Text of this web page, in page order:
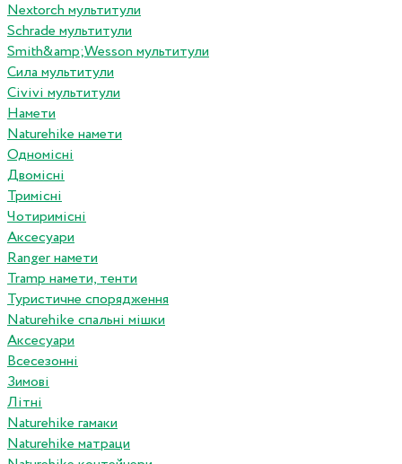
Nextorch мультитули
Schrade мультитули
Smith&amp;Wesson мультитули
Сила мультитули
Civivi мультитули
Намети
Naturehike намети
Одномісні
Двомісні
Тримісні
Чотиримісні
Аксесуари
Ranger намети
Tramp намети, тенти
Туристичне спорядження
Naturehike спальні мішки
Аксесуари
Всесезонні
Зимові
Літні
Naturehike гамаки
Naturehike матраци